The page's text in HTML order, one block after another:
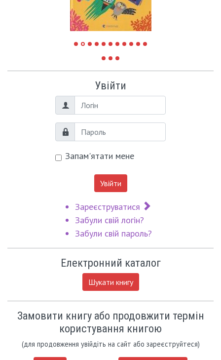
Увійти
Логін
Пароль
Запам'ятати мене
Увійти
Зареєструватися
Забули свій логін?
Забули свій пароль?
Електронний каталог
Шукати книгу
Замовити книгу або продовжити термін
користування книгою
(для продовження увійдіть на сайт або зареєструйтеся)